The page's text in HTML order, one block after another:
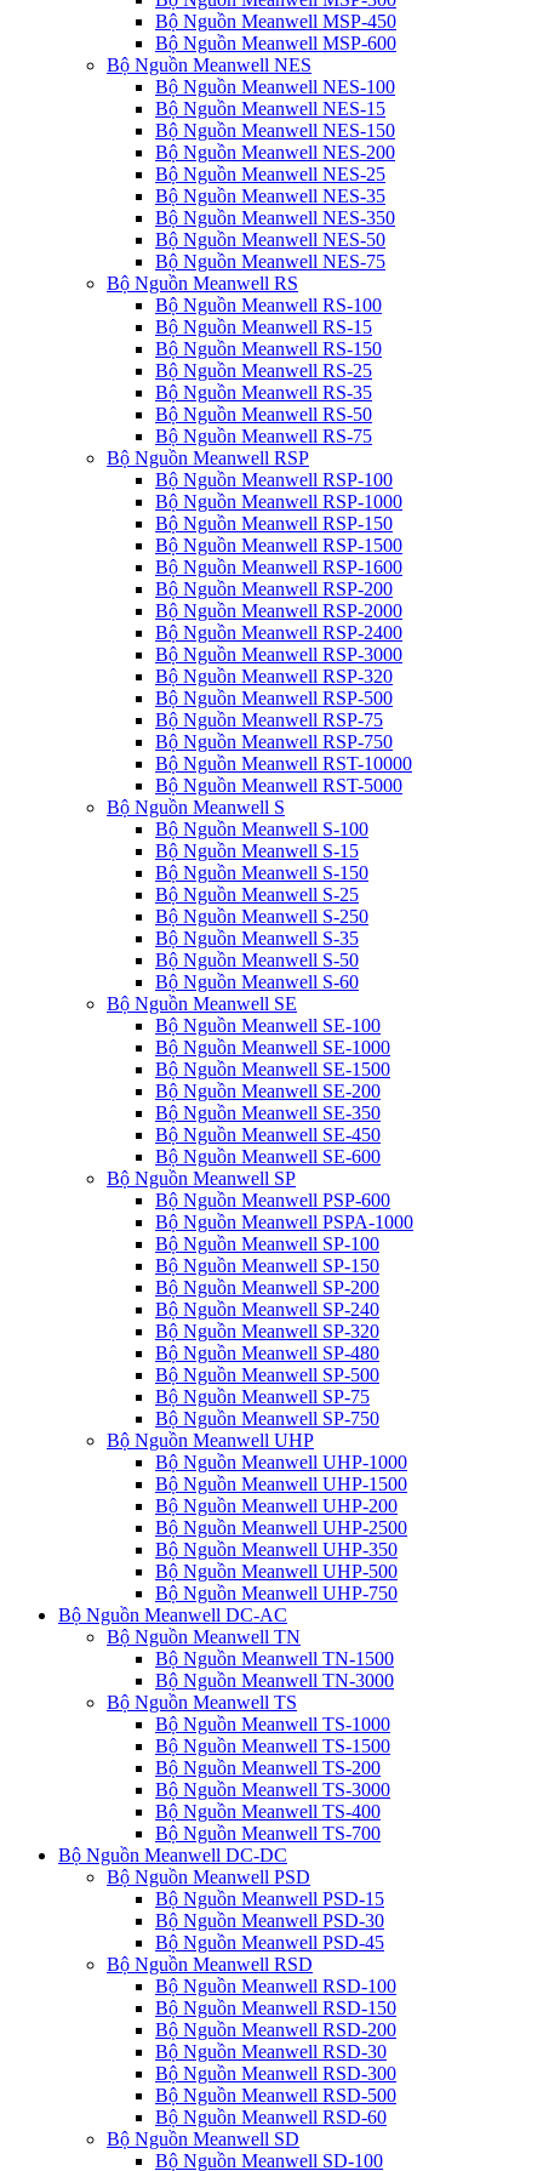
Bộ Nguồn Meanwell MSP-450
Bộ Nguồn Meanwell MSP-600
Bộ Nguồn Meanwell NES
Bộ Nguồn Meanwell NES-100
Bộ Nguồn Meanwell NES-15
Bộ Nguồn Meanwell NES-150
Bộ Nguồn Meanwell NES-200
Bộ Nguồn Meanwell NES-25
Bộ Nguồn Meanwell NES-35
Bộ Nguồn Meanwell NES-350
Bộ Nguồn Meanwell NES-50
Bộ Nguồn Meanwell NES-75
Bộ Nguồn Meanwell RS
Bộ Nguồn Meanwell RS-100
Bộ Nguồn Meanwell RS-15
Bộ Nguồn Meanwell RS-150
Bộ Nguồn Meanwell RS-25
Bộ Nguồn Meanwell RS-35
Bộ Nguồn Meanwell RS-50
Bộ Nguồn Meanwell RS-75
Bộ Nguồn Meanwell RSP
Bộ Nguồn Meanwell RSP-100
Bộ Nguồn Meanwell RSP-1000
Bộ Nguồn Meanwell RSP-150
Bộ Nguồn Meanwell RSP-1500
Bộ Nguồn Meanwell RSP-1600
Bộ Nguồn Meanwell RSP-200
Bộ Nguồn Meanwell RSP-2000
Bộ Nguồn Meanwell RSP-2400
Bộ Nguồn Meanwell RSP-3000
Bộ Nguồn Meanwell RSP-320
Bộ Nguồn Meanwell RSP-500
Bộ Nguồn Meanwell RSP-75
Bộ Nguồn Meanwell RSP-750
Bộ Nguồn Meanwell RST-10000
Bộ Nguồn Meanwell RST-5000
Bộ Nguồn Meanwell S
Bộ Nguồn Meanwell S-100
Bộ Nguồn Meanwell S-15
Bộ Nguồn Meanwell S-150
Bộ Nguồn Meanwell S-25
Bộ Nguồn Meanwell S-250
Bộ Nguồn Meanwell S-35
Bộ Nguồn Meanwell S-50
Bộ Nguồn Meanwell S-60
Bộ Nguồn Meanwell SE
Bộ Nguồn Meanwell SE-100
Bộ Nguồn Meanwell SE-1000
Bộ Nguồn Meanwell SE-1500
Bộ Nguồn Meanwell SE-200
Bộ Nguồn Meanwell SE-350
Bộ Nguồn Meanwell SE-450
Bộ Nguồn Meanwell SE-600
Bộ Nguồn Meanwell SP
Bộ Nguồn Meanwell PSP-600
Bộ Nguồn Meanwell PSPA-1000
Bộ Nguồn Meanwell SP-100
Bộ Nguồn Meanwell SP-150
Bộ Nguồn Meanwell SP-200
Bộ Nguồn Meanwell SP-240
Bộ Nguồn Meanwell SP-320
Bộ Nguồn Meanwell SP-480
Bộ Nguồn Meanwell SP-500
Bộ Nguồn Meanwell SP-75
Bộ Nguồn Meanwell SP-750
Bộ Nguồn Meanwell UHP
Bộ Nguồn Meanwell UHP-1000
Bộ Nguồn Meanwell UHP-1500
Bộ Nguồn Meanwell UHP-200
Bộ Nguồn Meanwell UHP-2500
Bộ Nguồn Meanwell UHP-350
Bộ Nguồn Meanwell UHP-500
Bộ Nguồn Meanwell UHP-750
Bộ Nguồn Meanwell DC-AC
Bộ Nguồn Meanwell TN
Bộ Nguồn Meanwell TN-1500
Bộ Nguồn Meanwell TN-3000
Bộ Nguồn Meanwell TS
Bộ Nguồn Meanwell TS-1000
Bộ Nguồn Meanwell TS-1500
Bộ Nguồn Meanwell TS-200
Bộ Nguồn Meanwell TS-3000
Bộ Nguồn Meanwell TS-400
Bộ Nguồn Meanwell TS-700
Bộ Nguồn Meanwell DC-DC
Bộ Nguồn Meanwell PSD
Bộ Nguồn Meanwell PSD-15
Bộ Nguồn Meanwell PSD-30
Bộ Nguồn Meanwell PSD-45
Bộ Nguồn Meanwell RSD
Bộ Nguồn Meanwell RSD-100
Bộ Nguồn Meanwell RSD-150
Bộ Nguồn Meanwell RSD-200
Bộ Nguồn Meanwell RSD-30
Bộ Nguồn Meanwell RSD-300
Bộ Nguồn Meanwell RSD-500
Bộ Nguồn Meanwell RSD-60
Bộ Nguồn Meanwell SD
Bộ Nguồn Meanwell SD-100